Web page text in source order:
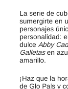
La serie de
sumergirte en
personajes
personalidad:
dulce Abby
Galletasen
amarillo.
¡Haz que la
de Glo Pals y